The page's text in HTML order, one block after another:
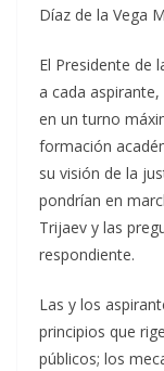
Díaz de la Vega
El Presidente de
a cada
en un turno
formación
su visión de la
pondrían en
Trijaev y las
respondiente.
Las y los
principios que
públicos; los